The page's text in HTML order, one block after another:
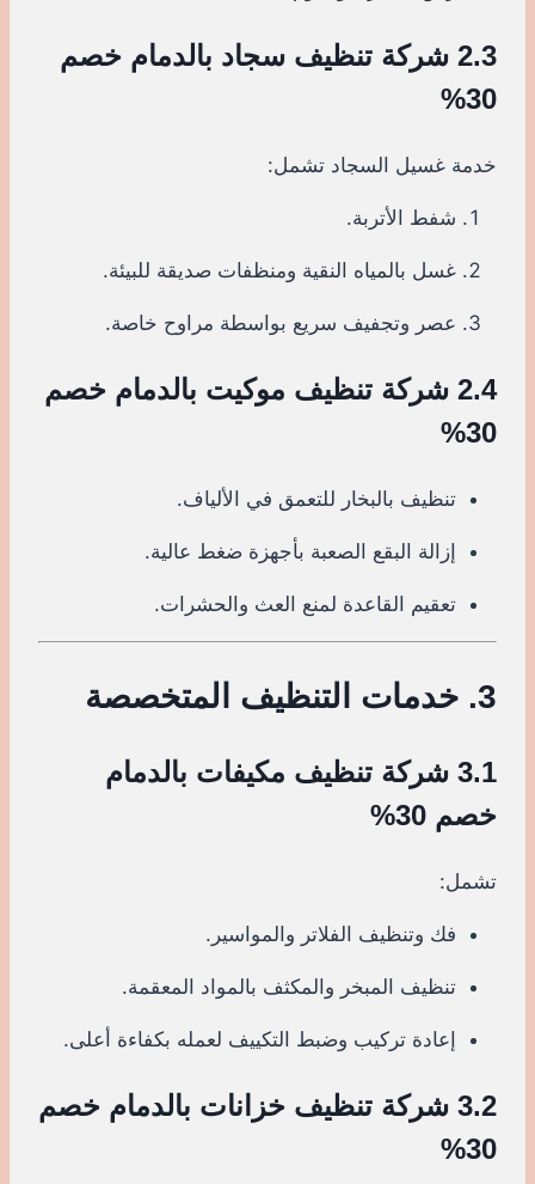
2.3 شركة تنظيف سجاد بالدمام خصم
30%
خدمة غسيل السجاد تشمل:
شفط الأتربة.
غسل بالمياه النقية ومنظفات صديقة للبيئة.
عصر وتجفيف سريع بواسطة مراوح خاصة.
2.4 شركة تنظيف موكيت بالدمام خصم
30%
تنظيف بالبخار للتعمق في الألياف.
إزالة البقع الصعبة بأجهزة ضغط عالية.
تعقيم القاعدة لمنع العث والحشرات.
3. خدمات التنظيف المتخصصة
3.1 شركة تنظيف مكيفات بالدمام
خصم 30%
تشمل:
فك وتنظيف الفلاتر والمواسير.
تنظيف المبخر والمكثف بالمواد المعقمة.
إعادة تركيب وضبط التكييف لعمله بكفاءة أعلى.
3.2 شركة تنظيف خزانات بالدمام خصم
30%